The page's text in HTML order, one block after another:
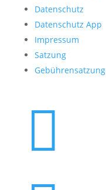
Datenschutz
Datenschutz App
Impressum
Satzung
Gebührensatzung
